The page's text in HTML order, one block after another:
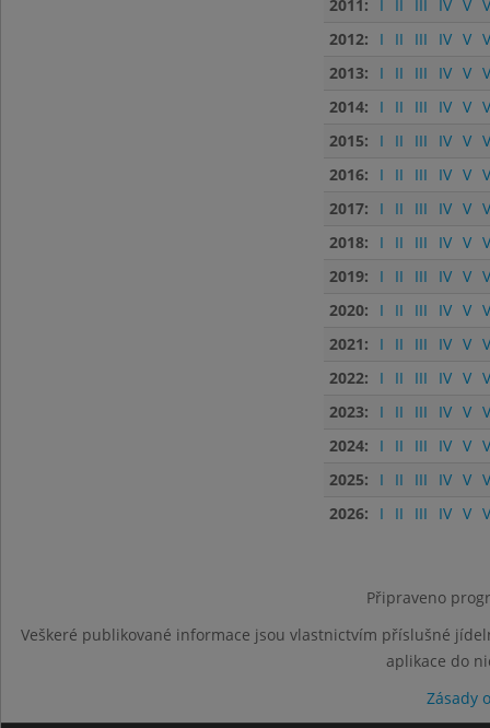
2011:
I II III IV V
2012:
I II III IV V
2013:
I II III IV V
2014:
I II III IV V
2015:
I II III IV V
2016:
I II III IV V
2017:
I II III IV V
2018:
I II III IV V
2019:
I II III IV V
2020:
I II III IV V
2021:
I II III IV V
2022:
I II III IV V
2023:
I II III IV V
2024:
I II III IV V
2025:
I II III IV V
2026:
I II III IV V
Připraveno
Veškeré publikované informace jsou vlastnictvím příslušné
aplikace do
Zásady